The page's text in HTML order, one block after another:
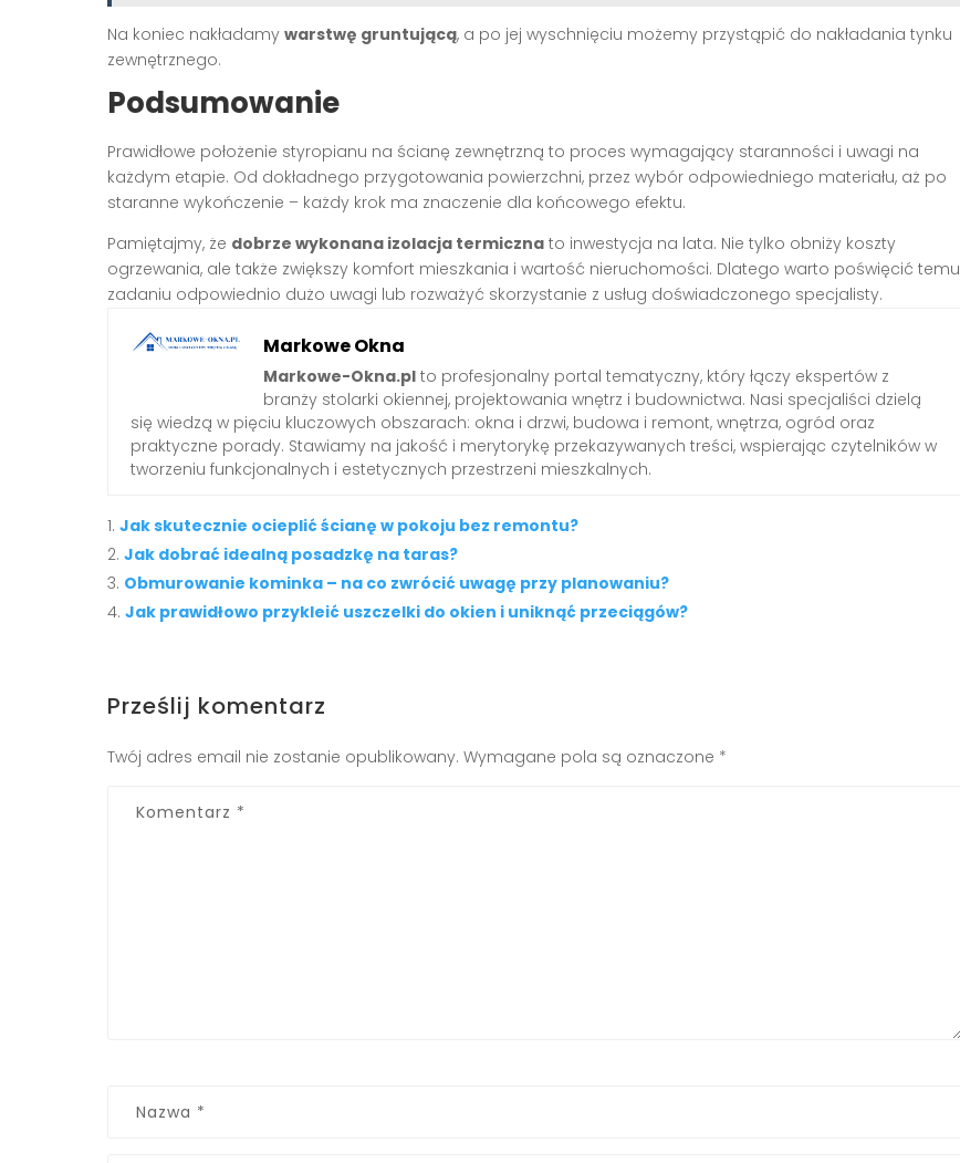
Na koniec nakładamy warstwę gruntującą, a po jej wyschnięciu możemy przystąpić do nakładania tynku
zewnętrznego.
Podsumowanie
Prawidłowe położenie styropianu na ścianę zewnętrzną to proces wymagający staranności i uwagi na
każdym etapie. Od dokładnego przygotowania powierzchni, przez wybór odpowiedniego materiału, aż po
staranne wykończenie – każdy krok ma znaczenie dla końcowego efektu.
Pamiętajmy, że dobrze wykonana izolacja termiczna to inwestycja na lata. Nie tylko obniży koszty
ogrzewania, ale także zwiększy komfort mieszkania i wartość nieruchomości. Dlatego warto poświęcić temu
zadaniu odpowiednio dużo uwagi lub rozważyć skorzystanie z usług doświadczonego specjalisty.
Markowe Okna
Markowe-Okna.pl to profesjonalny portal tematyczny, który łączy ekspertów z
branży stolarki okiennej, projektowania wnętrz i budownictwa. Nasi specjaliści dzielą
się wiedzą w pięciu kluczowych obszarach: okna i drzwi, budowa i remont, wnętrza, ogród oraz
praktyczne porady. Stawiamy na jakość i merytorykę przekazywanych treści, wspierając czytelników w
tworzeniu funkcjonalnych i estetycznych przestrzeni mieszkalnych.
Jak skutecznie ocieplić ścianę w pokoju bez remontu?
Jak dobrać idealną posadzkę na taras?
Obmurowanie kominka – na co zwrócić uwagę przy planowaniu?
Jak prawidłowo przykleić uszczelki do okien i uniknąć przeciągów?
Prześlij komentarz
Twój adres email nie zostanie opublikowany. Wymagane pola są oznaczone *